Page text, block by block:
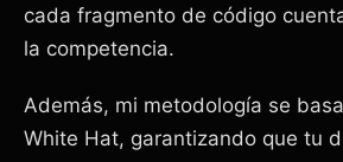
cada fragmento de código
la competencia.
Además, mi metodología se
White Hat, garantizando que tu